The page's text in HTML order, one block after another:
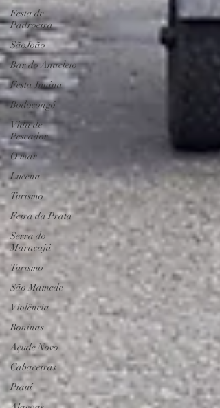
Festa de
Padroeira
SãoJoão
Bar do Anacleto
Festa Junina
Bodocongó
Vida de
Pescador
O mar
Lucena
Turismo
Feira da Prata
Serra do
Maracajá
Turismo
São Mamede
Violência
Boninas
Açude Novo
Cabaceiras
Piauí